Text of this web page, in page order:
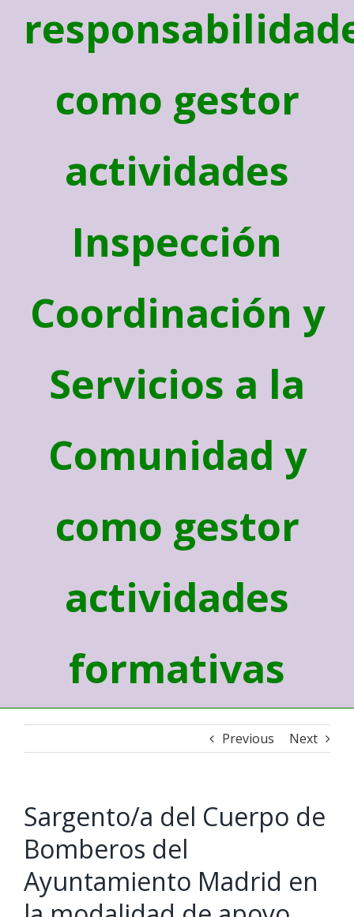
como gestor
actividades
Inspección
Coordinación y
Servicios a la
Comunidad y
como gestor
actividades
formativas
Previous Next
Sargento/a del Cuerpo de
Bomberos del
Ayuntamiento Madrid en